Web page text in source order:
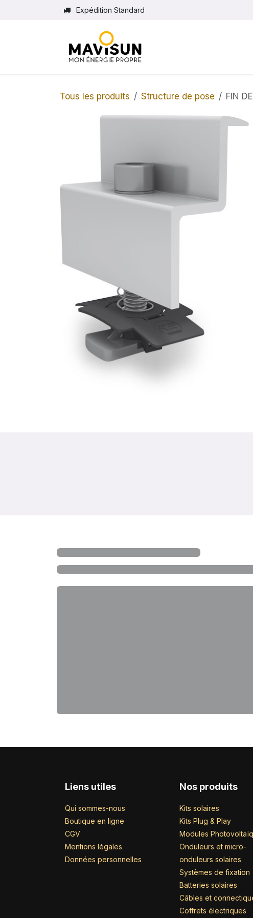
Se rendre au contenuExpédition Standard
Tous les produits Structure de pose FIN
Liens utiles
Qui sommes-nous
Boutique en ligne
CGV
Mentions légales
Données personnelles
Nos produits
Kits solaires
Kits Plug & Play
Modules
Onduleurs et micro-
onduleurs solaires
Systèmes de fixation
Batteries solaires
Câbles et
Coffrets électriques